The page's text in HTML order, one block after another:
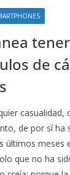
de
casualidad,
de por sí ha
últimos meses
que no ha